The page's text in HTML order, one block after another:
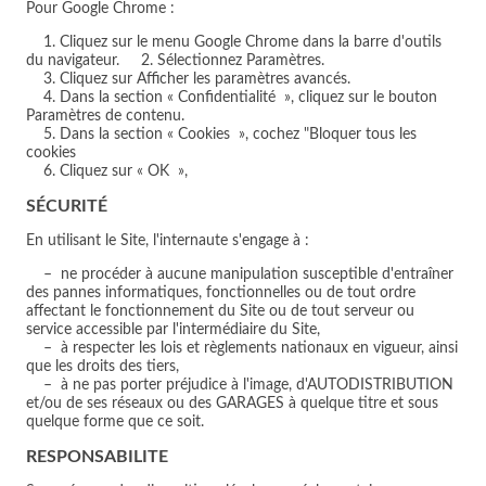
Pour Google Chrome :
1. Cliquez sur le menu Google Chrome dans la barre d'outils
du navigateur. 2. Sélectionnez Paramètres.
3. Cliquez sur Afficher les paramètres avancés.
4. Dans la section « Confidentialité », cliquez sur le bouton
Paramètres de contenu.
5. Dans la section « Cookies », cochez "Bloquer tous les
cookies
6. Cliquez sur « OK »,
SÉCURITÉ
En utilisant le Site, l'internaute s'engage à :
– ne procéder à aucune manipulation susceptible d'entraîner
des pannes informatiques, fonctionnelles ou de tout ordre
affectant le fonctionnement du Site ou de tout serveur ou
service accessible par l'intermédiaire du Site,
– à respecter les lois et règlements nationaux en vigueur, ainsi
que les droits des tiers,
– à ne pas porter préjudice à l'image, d'AUTODISTRIBUTION
et/ou de ses réseaux ou des GARAGES à quelque titre et sous
quelque forme que ce soit.
RESPONSABILITE